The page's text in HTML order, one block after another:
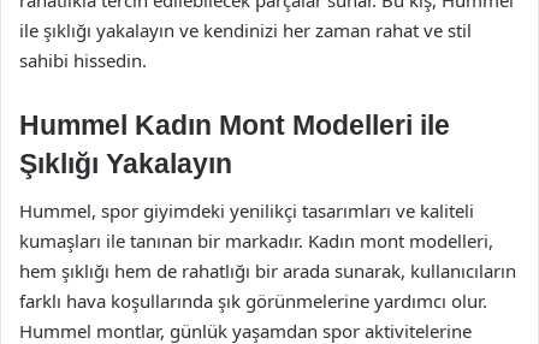
ile şıklığı yakalayın ve kendinizi her zaman rahat ve stil
sahibi hissedin.
Hummel Kadın Mont Modelleri ile
Şıklığı Yakalayın
Hummel, spor giyimdeki yenilikçi tasarımları ve kaliteli
kumaşları ile tanınan bir markadır. Kadın mont modelleri,
hem şıklığı hem de rahatlığı bir arada sunarak, kullanıcıların
farklı hava koşullarında şık görünmelerine yardımcı olur.
Hummel montlar, günlük yaşamdan spor aktivitelerine